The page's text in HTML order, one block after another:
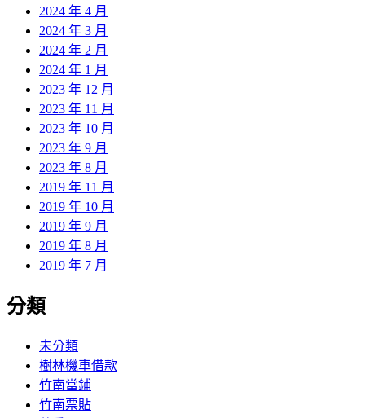
2024 年 4 月
2024 年 3 月
2024 年 2 月
2024 年 1 月
2023 年 12 月
2023 年 11 月
2023 年 10 月
2023 年 9 月
2023 年 8 月
2019 年 11 月
2019 年 10 月
2019 年 9 月
2019 年 8 月
2019 年 7 月
分類
未分類
樹林機車借款
竹南當鋪
竹南票貼